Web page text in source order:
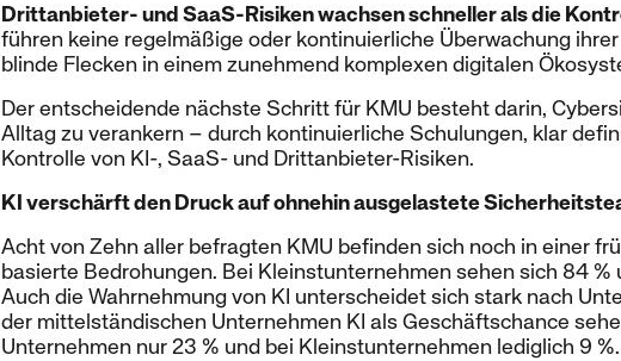
Drittanbieter- und SaaS-Risiken wachsen schneller als die
führen keine regelmäßige oder kontinuierliche Überwachung
blinde Flecken in einem zunehmend komplexen digitalen
Der entscheidende nächste Schritt für KMU besteht darin,
Alltag zu verankern – durch kontinuierliche Schulungen, klar
Kontrolle von KI-, SaaS- und Drittanbieter-Risiken.
KI verschärft den Druck auf ohnehin ausgelastete
Acht von Zehn aller befragten KMU befinden sich noch in einer
basierte Bedrohungen. Bei Kleinstunternehmen sehen sich 84
Auch die Wahrnehmung von KI unterscheidet sich stark nach
der mittelständischen Unternehmen KI als Geschäftschance
Unternehmen nur 23 % und bei Kleinstunternehmen lediglich 9 %.